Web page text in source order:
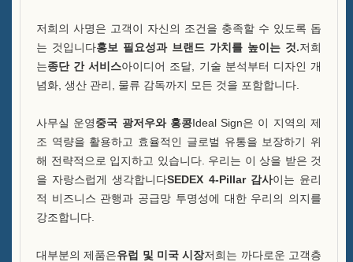
케이스 B LED 아이스 버킷
케이스 A 주류 병 진열대
자주 묻는 질문
뉴스
문의해 주세요
저희의 사명은 고객이 자신의 조건을 충족할 수 있도록 돕
는 것입니다홍보 필요성과 브랜드 가치를 높이는 것.저희
는종단 간 서비스아이디어 조달, 기술 분석부터 디자인 개
념화, 생산 관리, 물류 감독까지 모든 것을 포함합니다.
사무실 운영중국 광저우와 홍콩Ideal Sign은 이 지역의 제
조 역량을 활용하고 효율적인 글로벌 유통을 보장하기 위
해 전략적으로 입지하고 있습니다. 우리는 이 상을 받은 것
을 자랑스럽게 생각합니다SEDEX 4-Pillar 감사이는 윤리
적 비즈니스 관행과 공급망 투명성에 대한 우리의 의지를
강조합니다.
대부분의 제품은유럽 및 미국 시장저희는 까다로운 고객층